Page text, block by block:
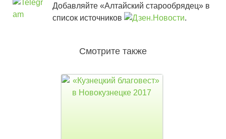
Добавляйте «Алтайский старообрядец» в
список источников
.
Смотрите также